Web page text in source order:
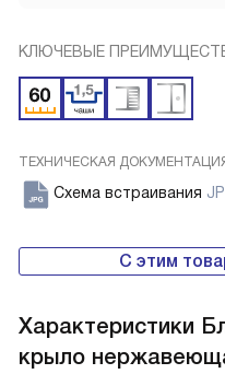
КЛЮЧЕВЫЕ
ТЕХНИЧЕСКАЯ
Схема встраивания
С этим
Характеристики
крыло